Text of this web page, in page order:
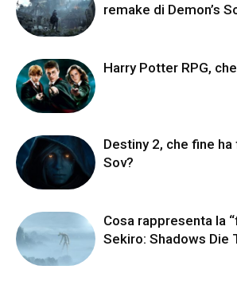
remake di Demon’s
Harry Potter RPG,
Destiny 2, che fine
Sov?
Cosa rappresenta la
Sekiro: Shadows Die